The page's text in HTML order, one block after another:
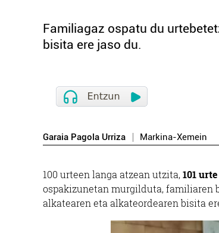
Familiagaz ospatu du
bisita ere jaso du.
Garaia Pagola Urriza Markina-Xemein
100 urteen langa atzean utzita,101 urte
ospakizunetan murgilduta, familiaren
alkatearen eta alkateordearen bisita